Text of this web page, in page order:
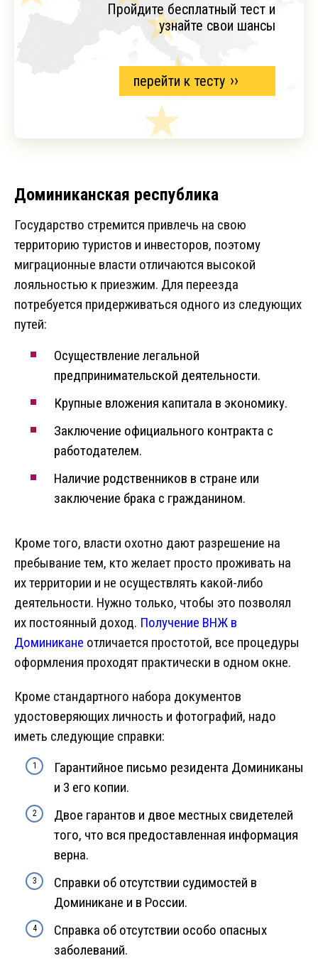
Пройдите бесплатный тест и
узнайте свои шансы
перейти к тесту
Доминиканская республика
Государство стремится привлечь на свою
территорию туристов и инвесторов, поэтому
миграционные власти отличаются высокой
лояльностью к приезжим. Для переезда
потребуется придерживаться одного из следующих
путей:
Осуществление легальной
предпринимательской деятельности.
Крупные вложения капитала в экономику.
Заключение официального контракта с
работодателем.
Наличие родственников в стране или
заключение брака с гражданином.
Кроме того, власти охотно дают разрешение на
пребывание тем, кто желает просто проживать на
их территории и не осуществлять какой-либо
деятельности. Нужно только, чтобы это позволял
их постоянный доход. Получение ВНЖ в
Доминикане отличается простотой, все процедуры
оформления проходят практически в одном окне.
Кроме стандартного набора документов
удостоверяющих личность и фотографий, надо
иметь следующие справки:
Гарантийное письмо резидента Доминиканы
и 3 его копии.
Двое гарантов и двое местных свидетелей
того, что вся предоставленная информация
верна.
Справки об отсутствии судимостей в
Доминикане и в России.
Справка об отсутствии особо опасных
заболеваний.